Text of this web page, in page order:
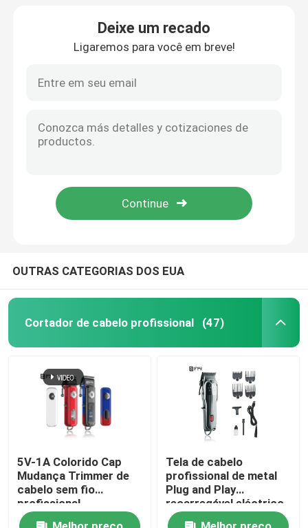
Produtos
Show de RV
Deixe um recado
Ligaremos para você em breve!
OUTRAS CATEGORIAS DOS EUA
Cortador de cabelo profissional (47)
5V-1A Colorido Cap
Mudança Trimmer de
cabelo sem fio
profissional
Tela de cabelo
profissional de metal
Plug and Play
recarregável eléctrico
2000mAh Bateria de